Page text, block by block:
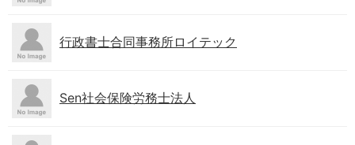
行政書士合同事務所ロイテック
Sen社会保険労務士法人